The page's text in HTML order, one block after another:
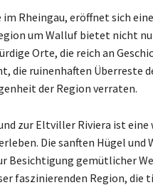
Rheingau, eröffnet sich
um Walluf bietet nicht
Orte, die reich an
die ruinenhaften Überreste
der Region verraten.
zur Eltviller Riviera ist
Die sanften Hügel und
Besichtigung gemütlicher
faszinierenden Region, die